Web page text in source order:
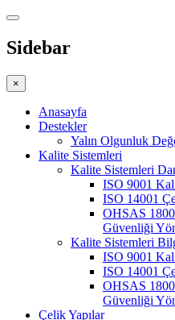
Sidebar
×
Anasayfa
Destekler
Yalın Olgunluk
Kalite Sistemleri
Kalite Sistemleri
ISO 9001
ISO 14001
OHSAS
Güvenliği
Kalite Sistemleri
ISO 9001
ISO 14001
OHSAS
Güvenliği
Çelik Yapılar